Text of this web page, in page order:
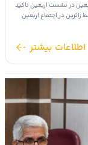
در نشست اربعین تاکید
در اجتماع اربعین
اطلاعات بیشتر